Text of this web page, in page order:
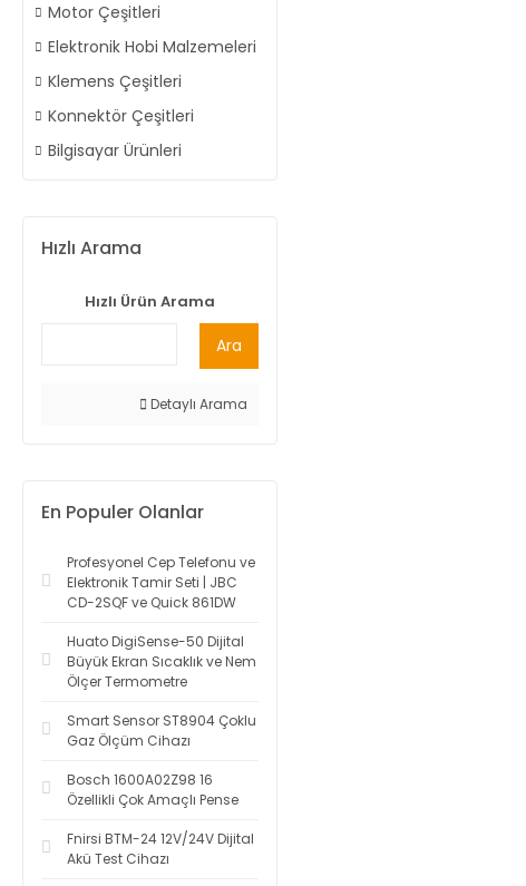
Motor Çeşitleri
Elektronik Hobi Malzemeleri
Klemens Çeşitleri
Konnektör Çeşitleri
Bilgisayar Ürünleri
Hızlı Arama
Hızlı Ürün Arama
Ara
Detaylı Arama
En Populer Olanlar
Profesyonel Cep Telefonu ve
Elektronik Tamir Seti | JBC
CD-2SQF ve Quick 861DW
Huato DigiSense-50 Dijital
Büyük Ekran Sıcaklık ve Nem
Ölçer Termometre
Smart Sensor ST8904 Çoklu
Gaz Ölçüm Cihazı
Bosch 1600A02Z98 16
Özellikli Çok Amaçlı Pense
Fnirsi BTM-24 12V/24V Dijital
Akü Test Cihazı